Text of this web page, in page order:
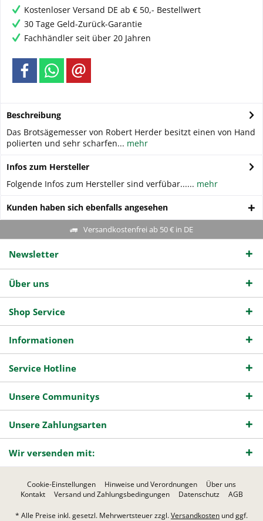
Kostenloser Versand DE ab € 50,- Bestellwert
30 Tage Geld-Zurück-Garantie
Fachhändler seit über 20 Jahren
Beschreibung
Das Brotsägemesser von Robert Herder besitzt einen von Hand
polierten und sehr scharfen... mehr
Infos zum Hersteller
Folgende Infos zum Hersteller sind verfübar...... mehr
Kunden haben sich ebenfalls angesehen
Versandkostenfrei ab 50 € in DE
Newsletter
Über uns
Shop Service
Informationen
Service Hotline
Unsere Communitys
Unsere Zahlungsarten
Wir versenden mit:
Cookie-Einstellungen Hinweise und Verordnungen
Über uns
Kontakt
Versand und Zahlungsbedingungen Datenschutz AGB
* Alle Preise inkl. gesetzl. Mehrwertsteuer zzgl.Versandkosten und ggf.